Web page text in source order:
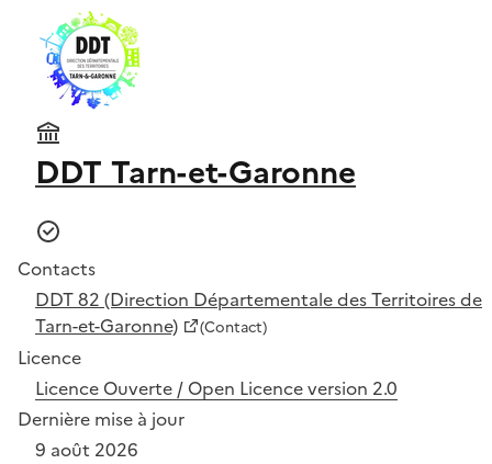
DDT Tarn-et-Garonne
Contacts
DDT 82 (Direction Départementale des Territoires de
Tarn-et-Garonne)
(Contact)
Licence
Licence Ouverte / Open Licence version 2.0
Dernière mise à jour
9 août 2026